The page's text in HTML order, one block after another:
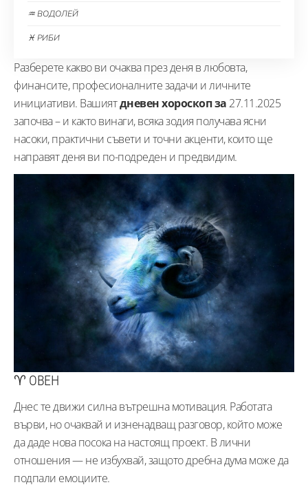
♒ ВОДОЛЕЙ
♓ РИБИ
Разберете какво ви очаква през деня в любовта,
финансите, професионалните задачи и личните
инициативи. Вашиятдневен хороскоп за 27.11.2025
започва – и както винаги, всяка зодия получава ясни
насоки, практични съвети и точни акценти, които ще
направят деня ви по-подреден и предвидим.
♈ ОВЕН
Днес те движи силна вътрешна мотивация. Работата
върви, но очаквай и изненадващ разговор, който може
да даде нова посока на настоящ проект. В лични
отношения — не избухвай, защото дребна дума може да
подпали емоциите.